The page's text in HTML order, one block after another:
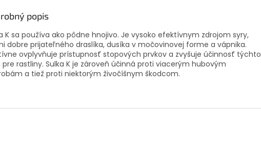
popis
K sa používa ako pôdne hnojivo. Je vysoko efektívnym zdrojom syry,
dobre prijateľného draslíka, dusíka v močovinovej forme a vápnika.
ovplyvňuje prístupnosť stopových prvkov a zvyšuje účinnosť týchto
pre rastliny. Sulka K je zároveň účinná proti viacerým hubovým
a tiež proti niektorým živočíšnym škodcom.